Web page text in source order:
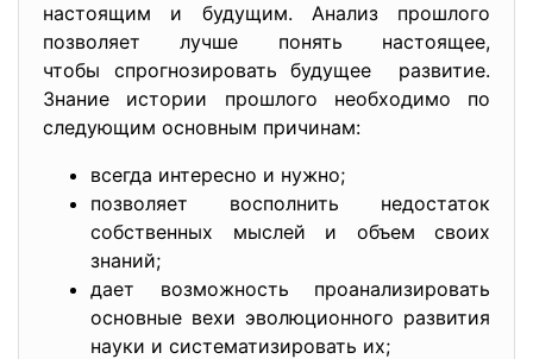
настоящим и будущим. Анализ прошлого
позволяет лучше понять настоящее,
чтобы спрогнозировать будущее развитие.
Знание истории прошлого необходимо по
следующим основным причинам:
всегда интересно и нужно;
позволяет восполнить недостаток
собственных мыслей и объем своих
знаний;
дает возможность проанализировать
основные вехи эволюционного развития
науки и систематизировать их;